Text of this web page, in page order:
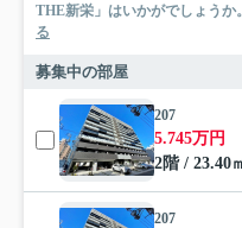
THE新栄」はいかがでしょう
る
募集中の部屋
207
5.745万円
2階 / 23.40
207